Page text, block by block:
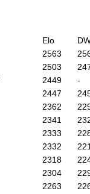
Elo
2563
2503
2449
-
2447
2362
2341
2333
2332
2318
2304
2263